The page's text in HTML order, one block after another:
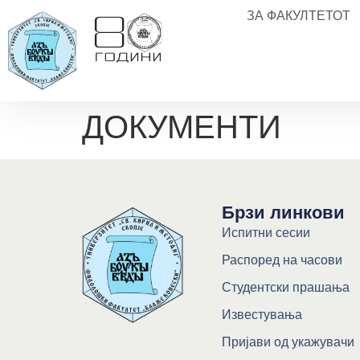
ЗА ФАКУЛТЕТОТ
ДОКУМЕНТИ
Брзи линкови
Испитни сесии
Распоред на часови
Студентски прашања
Известувања
Пријави од укажувачи